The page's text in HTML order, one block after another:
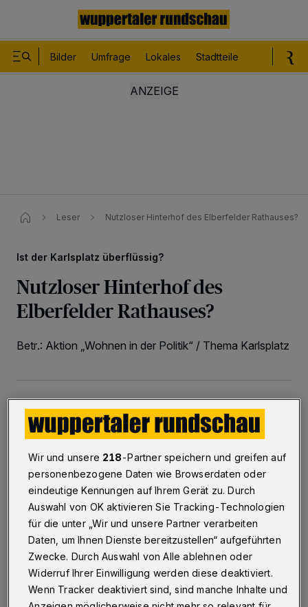
Bilder Umfrage Lokales Stadtteile
Leser Nutzloser Hinterhof des Elberfelder Rathauses?
Ist der Karlsplatz überflüssig?
Nutzloser Hinterhof des
Elberfelder Rathauses?
Betr.: Aktion „Wohnen in der Politik“ / Thema Karlsplatz
03.04.2020 , 15:00 Uhr 2 Minuten Lesezeit
A m 12. März 2020 wurde im Wuppertaler
Schauspielhaus im Rahmen des Projekts
„Wohnen in der Politik“ erst das studentische
Projekt „Karlsplatz 24/7“ vorgestellt und dann
Wir und unsere 218-Partner speichern und greifen auf
personenbezogene Daten wie Browserdaten oder
eindeutige Kennungen auf Ihrem Gerät zu. Durch
Auswahl von OK aktivieren Sie Tracking-Technologien
für die unter „Wir und unsere Partner verarbeiten
Daten, um Ihnen Dienste bereitzustellen“ aufgeführten
Zwecke. Durch Auswahl von Alle ablehnen oder
Widerruf Ihrer Einwilligung werden diese deaktiviert.
Wenn Tracker deaktiviert sind, sind manche Inhalte und